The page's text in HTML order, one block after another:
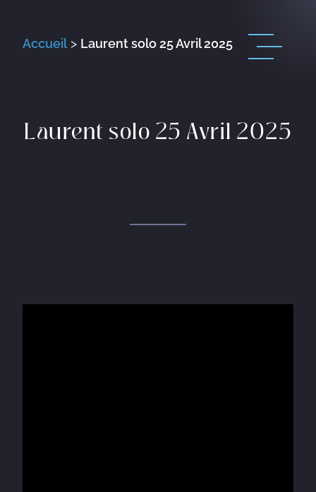
Accueil> Laurent solo 25 Avril 2025
Laurent solo 25 Avril 2025